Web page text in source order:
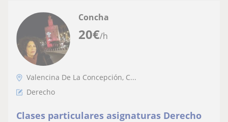
20€/h
Concha
Valencina De La Concepción, C...
Derecho
Clases particulares asignaturas Derecho